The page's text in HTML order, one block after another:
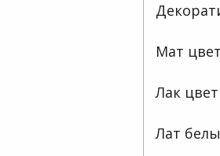
Мат
Лак
Лат